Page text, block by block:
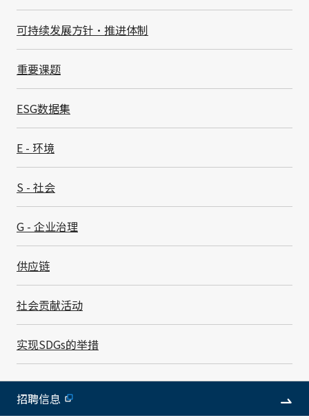
可持续发展方针・推进体制
重要课题
ESG数据集
E - 环境
S - 社会
G - 企业治理
供应链
社会贡献活动
实现SDGs的举措
招聘信息
代表董事副社长
Masanobu Ikeo
主管
技术、环境、财务、新业务
履历
1979年4月
加入本公司
CS事业部部长
2012年5月
SMK
Electronics
(Shenzhen)
Co., Ltd. 董
事长
执行役员、CS事业部主管
2018年6月
常务执行董事
2022年4月